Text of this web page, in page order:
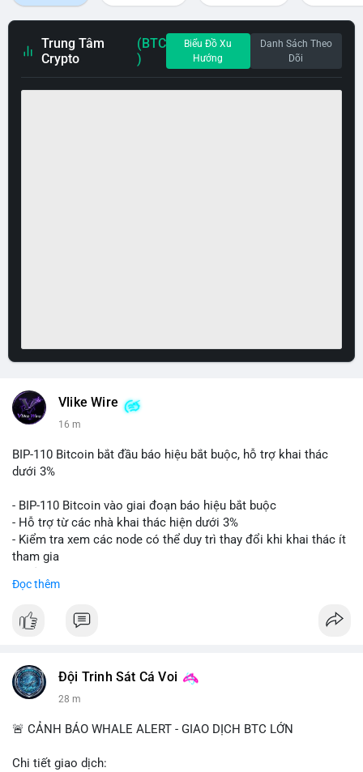
Trung Tâm
Crypto
(BTC
)
Biểu Đồ Xu
Hướng
Danh Sách Theo
Dõi
Vlike Wire
16 m
BIP-110 Bitcoin bắt đầu báo hiệu bắt buộc, hỗ trợ khai thác
dưới 3%
- BIP-110 Bitcoin vào giai đoạn báo hiệu bắt buộc
- Hỗ trợ từ các nhà khai thác hiện dưới 3%
- Kiểm tra xem các node có thể duy trì thay đổi khi khai thác ít
tham gia
📰 Nguồn: Cointelegraph
Đọc thêm
Đội Trinh Sát Cá Voi
28 m
🚨 CẢNH BÁO WHALE ALERT - GIAO DỊCH BTC LỚN
Chi tiết giao dịch: